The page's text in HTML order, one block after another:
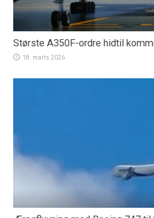
Største A350F-ordre hidtil
18. marts 2026